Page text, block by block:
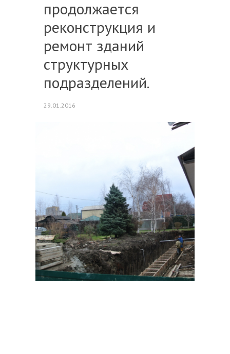
продолжается
реконструкция и
ремонт зданий
структурных
подразделений.
29.01.2016